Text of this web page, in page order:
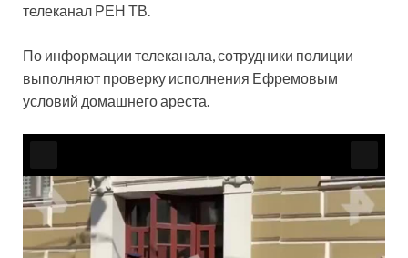
телеканал РЕН ТВ.
По информации телеканала, сотрудники полиции
выполняют проверку исполнения Ефремовым
условий домашнего ареста.